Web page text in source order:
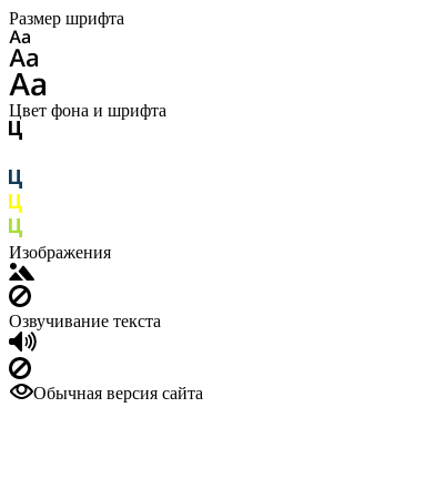
Размер шрифта
Цвет фона и шрифта
Изображения
Озвучивание текста
Обычная версия сайта